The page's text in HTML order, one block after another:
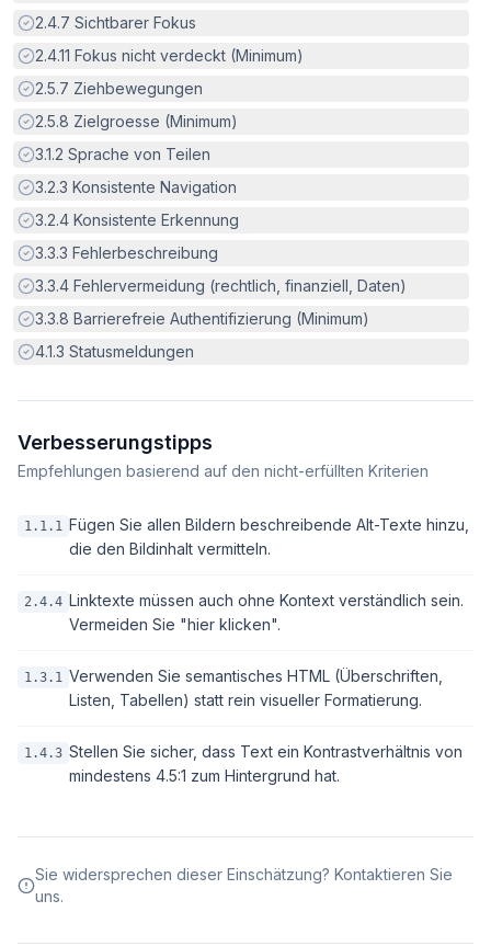
Erfüllt:
2.4.7 Sichtbarer Fokus
Erfüllt:
2.4.11 Fokus nicht verdeckt (Minimum)
Erfüllt:
2.5.7 Ziehbewegungen
Erfüllt:
2.5.8 Zielgroesse (Minimum)
Erfüllt:
3.1.2 Sprache von Teilen
Erfüllt:
3.2.3 Konsistente Navigation
Erfüllt:
3.2.4 Konsistente Erkennung
Erfüllt:
3.3.3 Fehlerbeschreibung
Erfüllt:
3.3.4 Fehlervermeidung (rechtlich, finanziell, Daten)
Erfüllt:
3.3.8 Barrierefreie Authentifizierung (Minimum)
Erfüllt:
4.1.3 Statusmeldungen
Verbesserungstipps
Empfehlungen basierend auf den nicht-erfüllten Kriterien
1.1.1 Fügen Sie allen Bildern beschreibende Alt-Texte hinzu,
die den Bildinhalt vermitteln.
2.4.4 Linktexte müssen auch ohne Kontext verständlich sein.
Vermeiden Sie "hier klicken".
1.3.1 Verwenden Sie semantisches HTML (Überschriften,
Listen, Tabellen) statt rein visueller Formatierung.
1.4.3 Stellen Sie sicher, dass Text ein Kontrastverhältnis von
mindestens 4.5:1 zum Hintergrund hat.
Sie widersprechen dieser Einschätzung? Kontaktieren Sie
uns.